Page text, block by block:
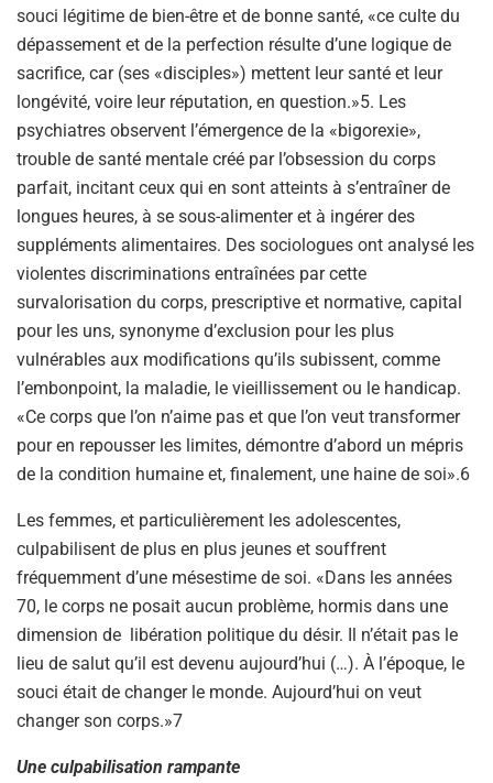
souci légitime de bien-être et de bonne santé, «ce culte du
dépassement et de la perfection résulte d’une logique de
sacrifice, car (ses «disciples») mettent leur santé et leur
longévité, voire leur réputation, en question.»5. Les
psychiatres observent l’émergence de la «bigorexie»,
trouble de santé mentale créé par l’obsession du corps
parfait, incitant ceux qui en sont atteints à s’entraîner de
longues heures, à se sous-alimenter et à ingérer des
suppléments alimentaires. Des sociologues ont analysé les
violentes discriminations entraînées par cette
survalorisation du corps, prescriptive et normative, capital
pour les uns, synonyme d’exclusion pour les plus
vulnérables aux modifications qu’ils subissent, comme
l’embonpoint, la maladie, le vieillissement ou le handicap.
«Ce corps que l’on n’aime pas et que l’on veut transformer
pour en repousser les limites, démontre d’abord un mépris
de la condition humaine et, finalement, une haine de soi».6
Les femmes, et particulièrement les adolescentes,
culpabilisent de plus en plus jeunes et souffrent
fréquemment d’une mésestime de soi. «Dans les années
70, le corps ne posait aucun problème, hormis dans une
dimension de libération politique du désir. Il n’était pas le
lieu de salut qu’il est devenu aujourd’hui (…). À l’époque, le
souci était de changer le monde. Aujourd’hui on veut
changer son corps.»7
Une culpabilisation rampante